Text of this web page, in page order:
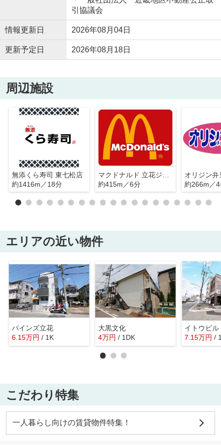
引協議会
情報更新日 2026年08月04日
更新予定日 2026年08月18日
周辺施設
無添くら寿司 東七松店
約1416m／18分
約415m／6分
約266m／
エリアの近い物件
パインズ立花
6.15万円 / 1K
大黒文化
4万円 / 1DK
イトウビル
7.15万円 /
こだわり特集
一人暮らし向けの賃貸物件特集！